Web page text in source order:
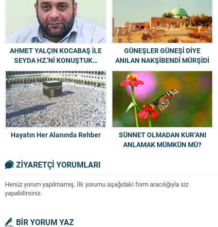
AHMET YALÇIN KOCABAŞ İLE
SEYDA HZ.’Nİ KONUŞTUK…
GÜNEŞLER GÜNEŞİ DİYE
ANILAN NAKŞİBENDİ MÜRŞİDİ
MEVLANA HALİD-İ BAĞDADİ -
R.A.-
Hayatın Her Alanında Rehber
SÜNNET OLMADAN KUR’ANI
ANLAMAK MÜMKÜN MÜ?
ZİYARETÇİ YORUMLARI
Henüz yorum yapılmamış. İlk yorumu aşağıdaki form aracılığıyla siz
yapabilirsiniz.
BİR YORUM YAZ